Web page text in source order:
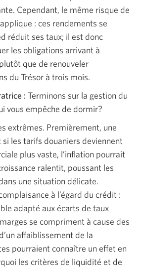
Cependant, le même risque de
: ces rendements se
réduit ses taux; il est donc
les obligations arrivant à
que de renouveler
du Trésor à trois mois.
: Terminons sur la gestion du
vous empêche de dormir?
extrêmes. Premièrement, une
les tarifs douaniers deviennent
plus vaste, l’inflation pourrait
ralentit, poussant les
une situation délicate.
à l’égard du crédit :
adapté aux écarts de taux
se compriment à cause des
affaiblissement de la
pourraient connaître un effet en
les critères de liquidité et de